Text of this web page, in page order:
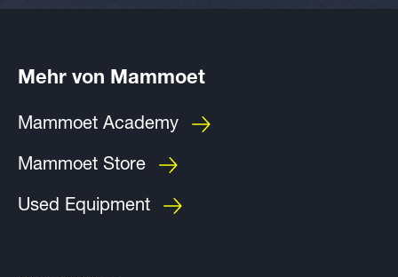
Mehr von Mammoet
Mammoet Academy
Mammoet Store
Used Equipment